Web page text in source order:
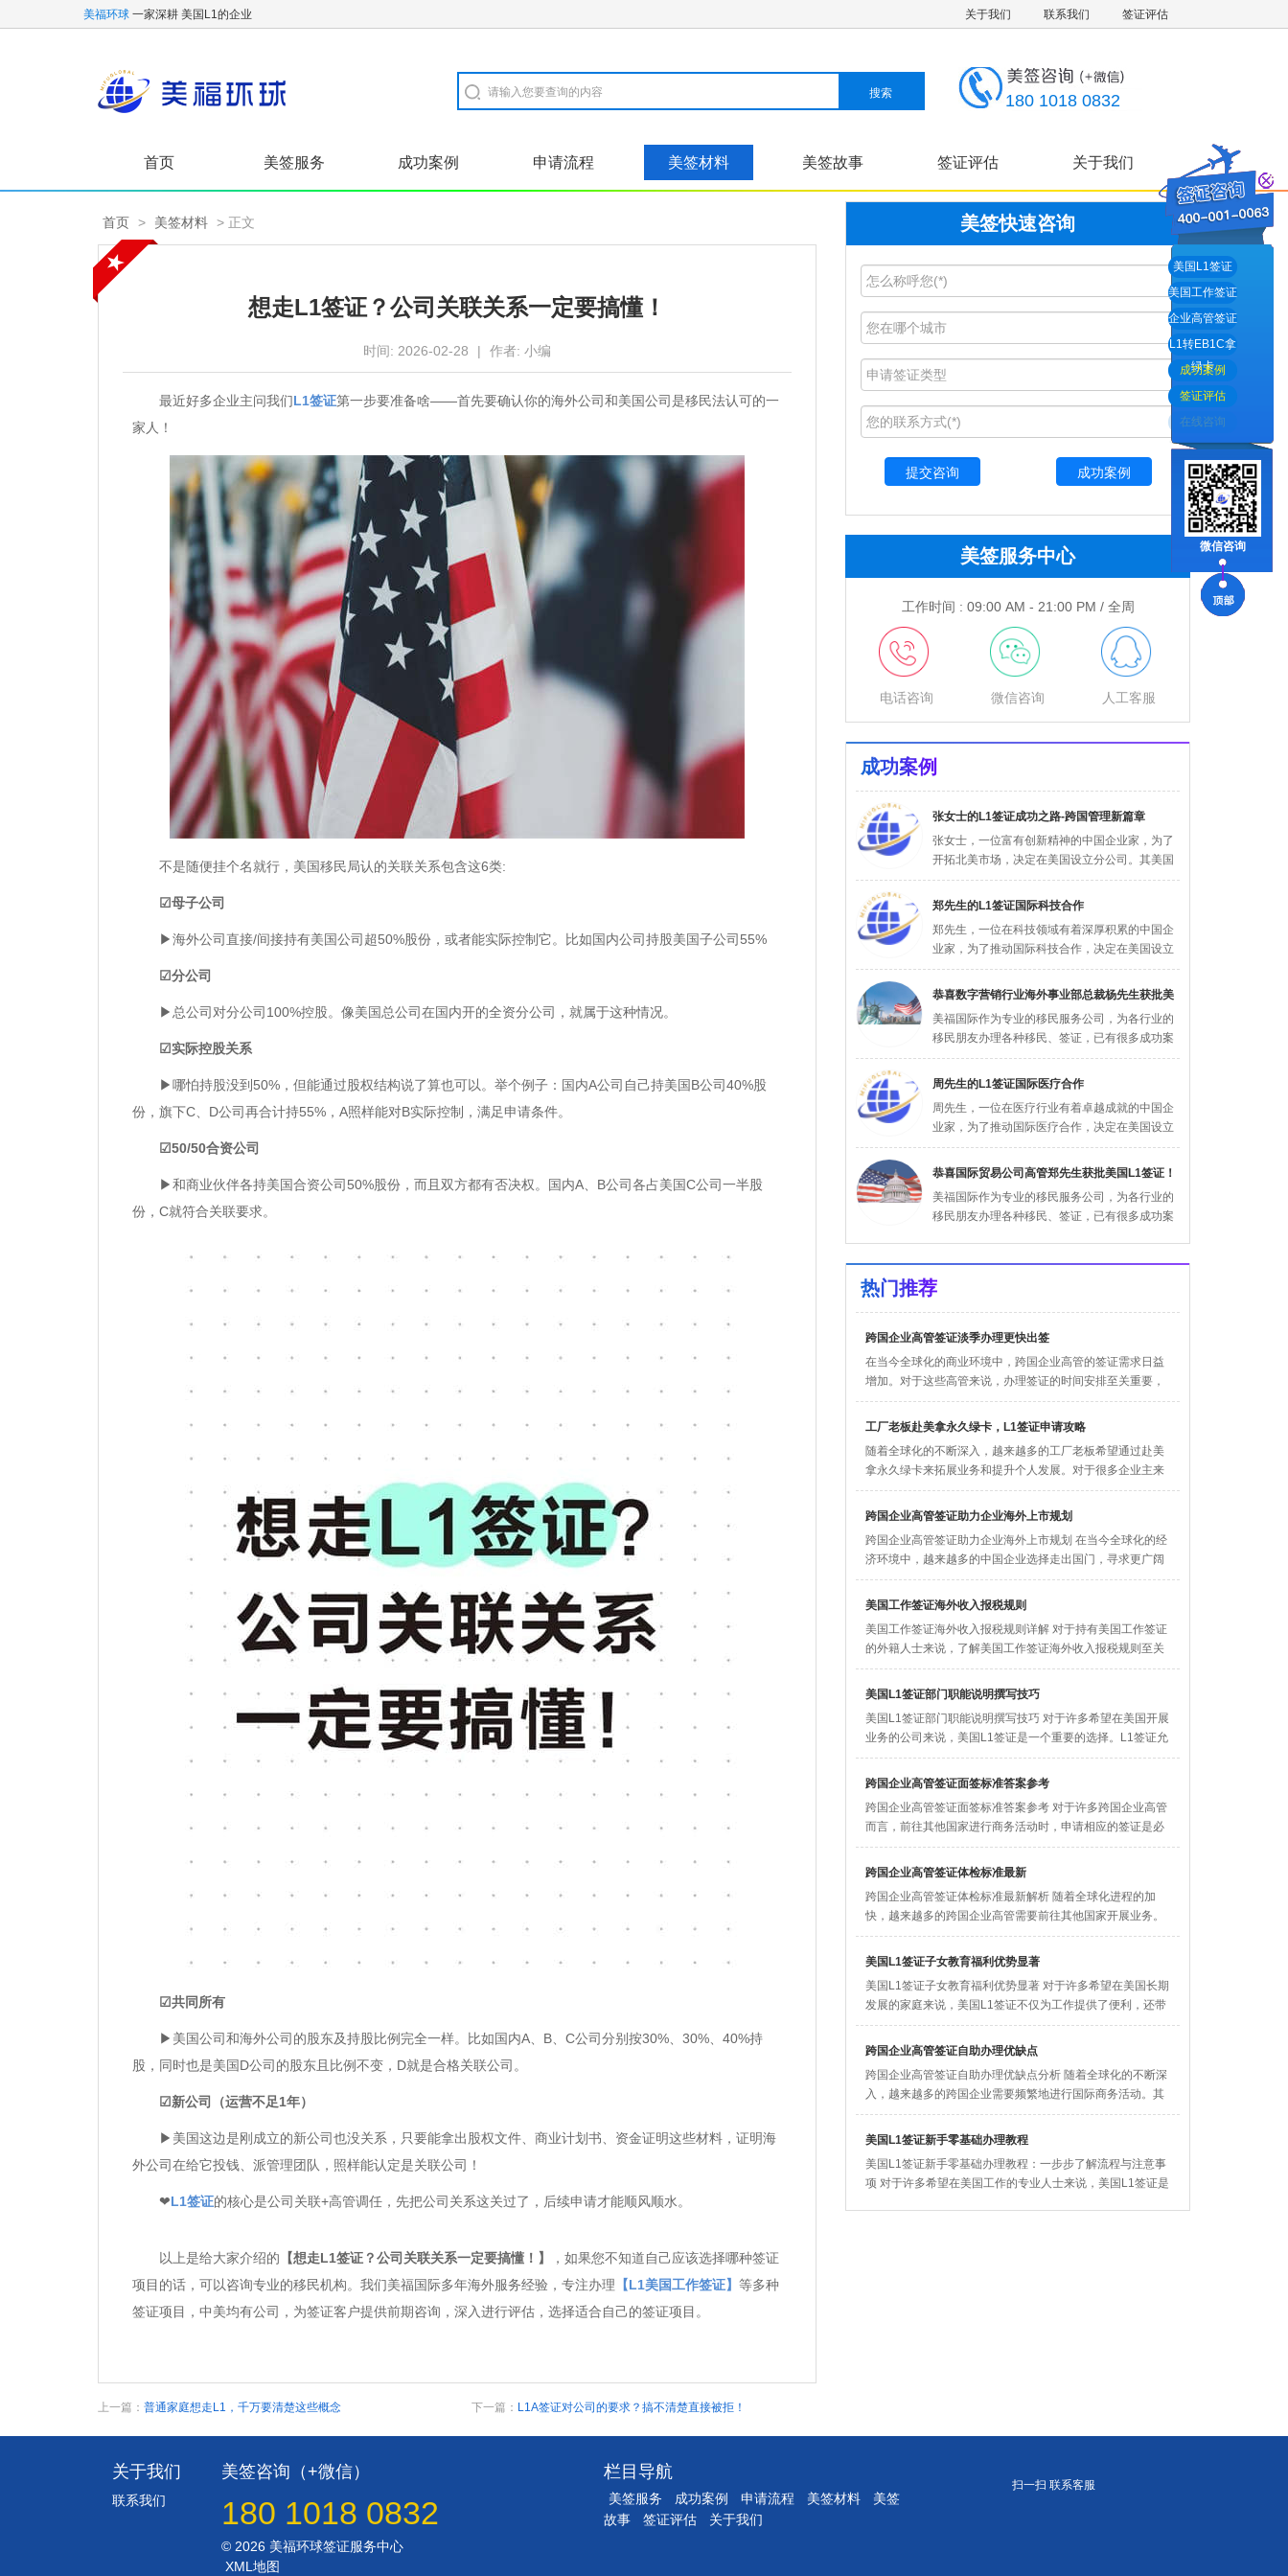
美福环球 一家深耕 美国L1的企业 关于我们 联系我们 签证评估
180 1018 0832
首页 美签服务 成功案例 申请流程 美签材料 美签故事 签证评估 关于我们
首页 > 美签材料 > 正文
想走L1签证？公司关联关系一定要搞懂！
时间: 2026-02-28 | 作者: 小编
最近好多企业主问我们L1签证第一步要准备啥——首先要确认你的海外公司和美国公司是移民法认可的一
家人！
不是随便挂个名就行，美国移民局认的关联关系包含这6类:
☑母子公司
▶海外公司直接/间接持有美国公司超50%股份，或者能实际控制它。比如国内公司持股美国子公司55%
☑分公司
▶总公司对分公司100%控股。像美国总公司在国内开的全资分公司，就属于这种情况。
☑实际控股关系
▶哪怕持股没到50%，但能通过股权结构说了算也可以。举个例子：国内A公司自己持美国B公司40%股
份，旗下C、D公司再合计持55%，A照样能对B实际控制，满足申请条件。
☑50/50合资公司
▶和商业伙伴各持美国合资公司50%股份，而且双方都有否决权。国内A、B公司各占美国C公司一半股
份，C就符合关联要求。
☑共同所有
▶美国公司和海外公司的股东及持股比例完全一样。比如国内A、B、C公司分别按30%、30%、40%持
股，同时也是美国D公司的股东且比例不变，D就是合格关联公司。
☑新公司（运营不足1年）
▶美国这边是刚成立的新公司也没关系，只要能拿出股权文件、商业计划书、资金证明这些材料，证明海
外公司在给它投钱、派管理团队，照样能认定是关联公司！
❤L1签证的核心是公司关联+高管调任，先把公司关系这关过了，后续申请才能顺风顺水。
以上是给大家介绍的 【想走L1签证？公司关联关系一定要搞懂！】
，如果您不知道自己应该选择哪种签证
项目的话，可以咨询专业的移民机构。我们美福国际多年海外服务经验，专注办理 【L1美国工作签证】 等多种
签证项目，中美均有公司，为签证客户提供前期咨询，深入进行评估，选择适合自己的签证项目。
上一篇： 普通家庭想走L1，千万要清楚这些概念 下一篇： L1A签证对公司的要求？搞不清楚直接被拒！
美签快速咨询
成功案例
美签服务中心
工作时间 : 09:00 AM - 21:00 PM / 全周
电话咨询 微信咨询 人工客服
成功案例
张女士的L1签证成功之路-跨国管理新篇章
张女士，一位富有创新精神的中国企业家，为了
开拓北美市场，决定在美国设立分公司。其美国
公司于2023年8月成立，随后，张女...
郑先生的L1签证国际科技合作
郑先生，一位在科技领域有着深厚积累的中国企
业家，为了推动国际科技合作，决定在美国设立
研发中心。其美国公司于2024年5月...
恭喜数字营销行业海外事业部总裁杨先生获批美
国L1签
美福国际作为专业的移民服务公司，为各行业的
移民朋友办理各种移民、签证，已有很多成功案
例，下面就为大家分享数字营销行业海外...
周先生的L1签证国际医疗合作
周先生，一位在医疗行业有着卓越成就的中国企
业家，为了推动国际医疗合作，决定在美国设立
医疗中心。其美国公司于2024年3月...
恭喜国际贸易公司高管郑先生获批美国L1签证！
美福国际作为专业的移民服务公司，为各行业的
移民朋友办理各种移民、签证，已有很多成功案
热门推荐
跨国企业高管签证淡季办理更快出签
在当今全球化的商业环境中，跨国企业高管的签证需求日益
增加。对于这些高管来说，办理签证的时间安排至关重要，
尤其是在一些特定...
工厂老板赴美拿永久绿卡，L1签证申请攻略
随着全球化的不断深入，越来越多的工厂老板希望通过赴美
拿永久绿卡来拓展业务和提升个人发展。对于很多企业主来
说，L1签证申...
跨国企业高管签证助力企业海外上市规划
跨国企业高管签证助力企业海外上市规划 在当今全球化的经
济环境中，越来越多的中国企业选择走出国门，寻求更广阔
的市场和发展...
美国工作签证海外收入报税规则
美国工作签证海外收入报税规则详解 对于持有美国工作签证
的外籍人士来说，了解美国工作签证海外收入报税规则至关
重要。这些规...
美国L1签证部门职能说明撰写技巧
美国L1签证部门职能说明撰写技巧 对于许多希望在美国开展
业务的公司来说，美国L1签证是一个重要的选择。L1签证允
许跨国...
跨国企业高管签证面签标准答案参考
跨国企业高管签证面签标准答案参考 对于许多跨国企业高管
而言，前往其他国家进行商务活动时，申请相应的签证是必
不可少的一步...
跨国企业高管签证体检标准最新
跨国企业高管签证体检标准最新解析 随着全球化进程的加
快，越来越多的跨国企业高管需要前往其他国家开展业务。
在这一过程中...
美国L1签证子女教育福利优势显著
美国L1签证子女教育福利优势显著 对于许多希望在美国长期
发展的家庭来说，美国L1签证不仅为工作提供了便利，还带
来了显著...
跨国企业高管签证自助办理优缺点
跨国企业高管签证自助办理优缺点分析 随着全球化的不断深
入，越来越多的跨国企业需要频繁地进行国际商务活动。其
中，高管人...
美国L1签证新手零基础办理教程
美国L1签证新手零基础办理教程：一步步了解流程与注意事
项 对于许多希望在美国工作的专业人士来说，美国L1签证是
关于我们
联系我们
美签咨询（+微信）
180 1018 0832
© 2026 美福环球签证服务中心
XML地图
栏目导航
美签服务 成功案例 申请流程 美签材料
美签
故事
签证评估 关于我们
美国L1签证
美国工作签证
企业高管签证
L1转EB1C拿
绿卡
成功案例
签证评估
在线咨询
微信咨询